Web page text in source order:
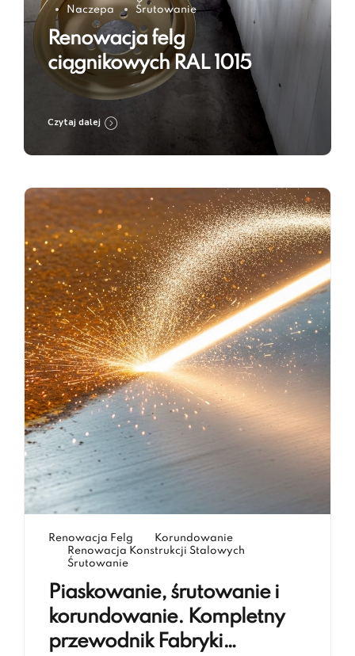
Naczepa
Śrutowanie
Renowacja felg
ciągnikowych RAL 1015
Czytaj dalej
Renowacja Felg
Korundowanie
Renowacja Konstrukcji Stalowych
Śrutowanie
Piaskowanie, śrutowanie i
korundowanie. Kompletny
przewodnik Fabryki